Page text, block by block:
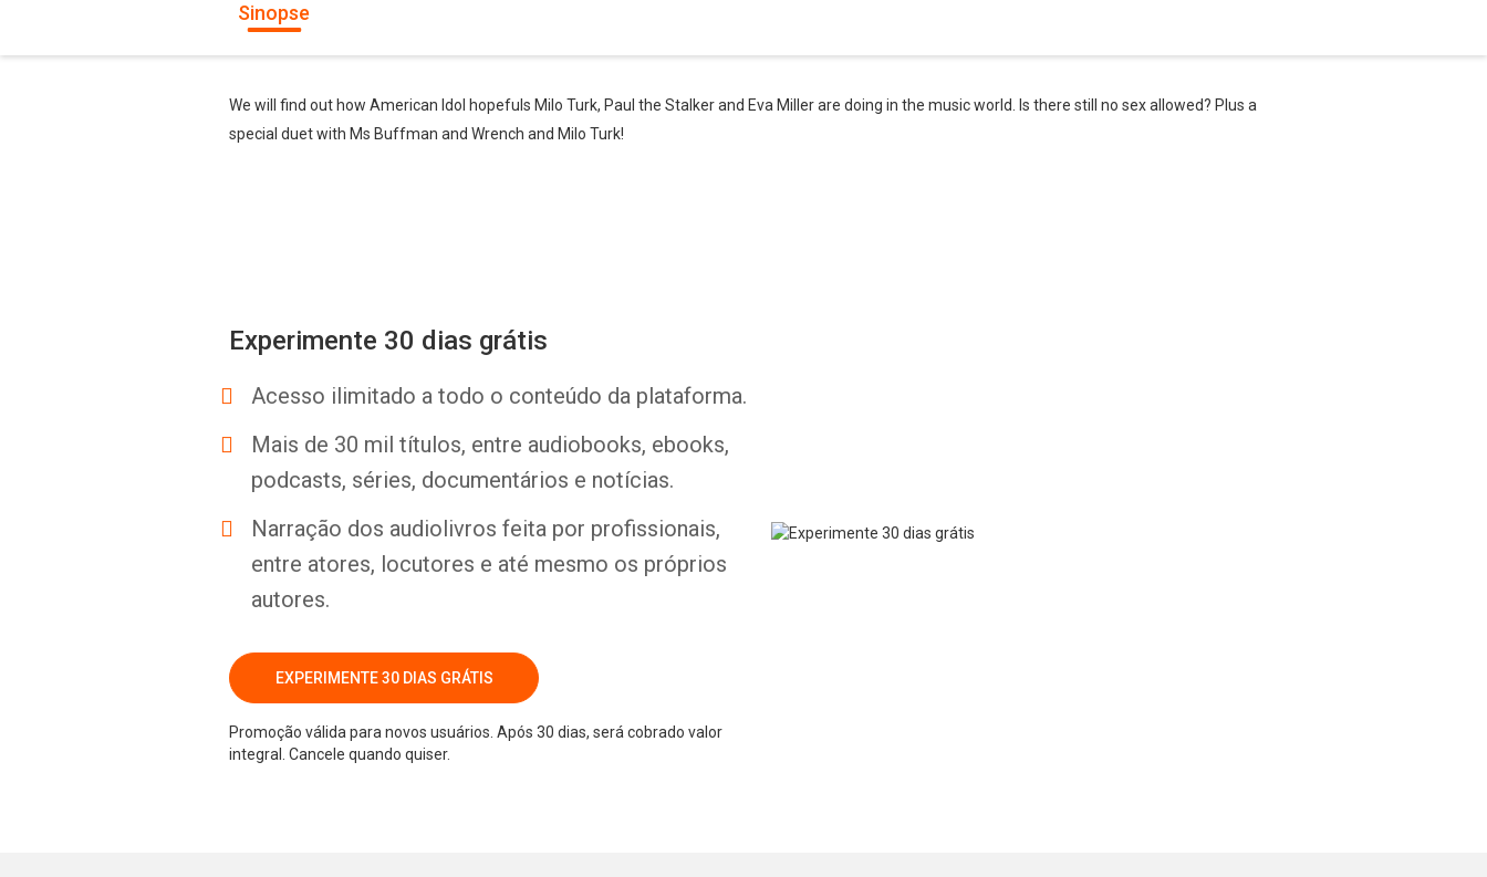
Sinopse
We will find out how American Idol hopefuls Milo Turk, Paul the Stalker and Eva Miller are doing in the music world. Is there still no sex allowed? Plus a
special duet with Ms Buffman and Wrench and Milo Turk!
Experimente 30 dias grátis
Acesso ilimitado a todo o conteúdo da plataforma.
Mais de 30 mil títulos, entre audiobooks, ebooks,
podcasts, séries, documentários e notícias.
Narração dos audiolivros feita por profissionais,
entre atores, locutores e até mesmo os próprios
autores.
EXPERIMENTE 30 DIAS GRÁTIS
Promoção válida para novos usuários. Após 30 dias, será cobrado valor
integral. Cancele quando quiser.